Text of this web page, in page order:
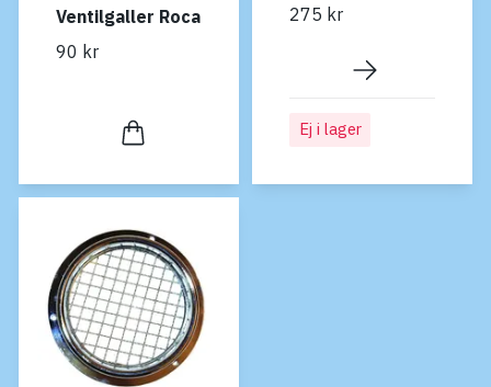
Ventilgaller Roca
90 kr
275 kr
Ej i lager